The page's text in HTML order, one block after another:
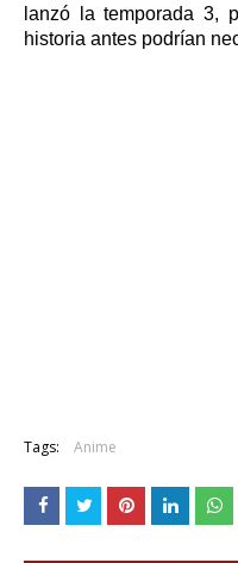
lanzó la temporada 3,
historia antes podrían
Tags: Anime